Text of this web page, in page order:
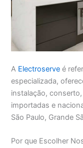
A Electroserve é
especializada,
instalação,
importadas e
São Paulo, Grande
Por que Escolher